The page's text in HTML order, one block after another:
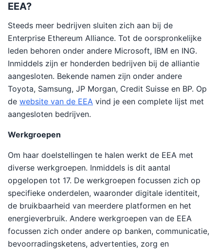
EEA?
Steeds meer bedrijven sluiten zich aan bij de
Enterprise Ethereum Alliance. Tot de oorspronkelijke
leden behoren onder andere Microsoft, IBM en ING.
Inmiddels zijn er honderden bedrijven bij de alliantie
aangesloten. Bekende namen zijn onder andere
Toyota, Samsung, JP Morgan, Credit Suisse en BP. Op
de website van de EEA vind je een complete lijst met
aangesloten bedrijven.
Werkgroepen
Om haar doelstellingen te halen werkt de EEA met
diverse werkgroepen. Inmiddels is dit aantal
opgelopen tot 17. De werkgroepen focussen zich op
specifieke onderdelen, waaronder digitale identiteit,
de bruikbaarheid van meerdere platformen en het
energieverbruik. Andere werkgroepen van de EEA
focussen zich onder andere op banken, communicatie,
bevoorradingsketens, advertenties, zorg en